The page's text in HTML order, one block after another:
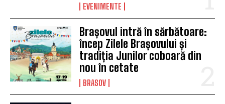
EVENIMENTE
Brașovul intră în sărbătoare:
încep Zilele Brașovului și
tradiția Junilor coboară din
nou în cetate
BRASOV